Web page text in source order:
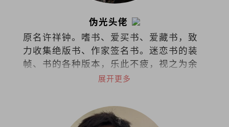
伪光头佬
原名许祥钟。嗜书、爱买书、爱藏书，致
力收集绝版书、作家签名书。迷恋书的装
帧、书的各种版本，乐此不疲，视之为余
展开更多